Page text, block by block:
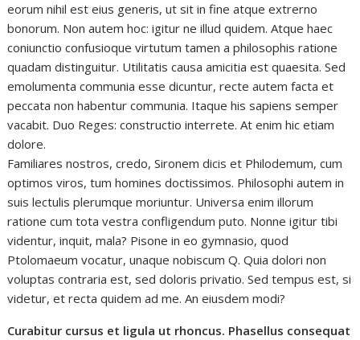
eorum nihil est eius generis, ut sit in fine atque extrerno
bonorum. Non autem hoc: igitur ne illud quidem. Atque haec
coniunctio confusioque virtutum tamen a philosophis ratione
quadam distinguitur. Utilitatis causa amicitia est quaesita. Sed
emolumenta communia esse dicuntur, recte autem facta et
peccata non habentur communia. Itaque his sapiens semper
vacabit. Duo Reges: constructio interrete. At enim hic etiam
dolore.
Familiares nostros, credo, Sironem dicis et Philodemum, cum
optimos viros, tum homines doctissimos. Philosophi autem in
suis lectulis plerumque moriuntur. Universa enim illorum
ratione cum tota vestra confligendum puto. Nonne igitur tibi
videntur, inquit, mala? Pisone in eo gymnasio, quod
Ptolomaeum vocatur, unaque nobiscum Q. Quia dolori non
voluptas contraria est, sed doloris privatio. Sed tempus est, si
videtur, et recta quidem ad me. An eiusdem modi?
Curabitur cursus et ligula ut rhoncus. Phasellus consequat